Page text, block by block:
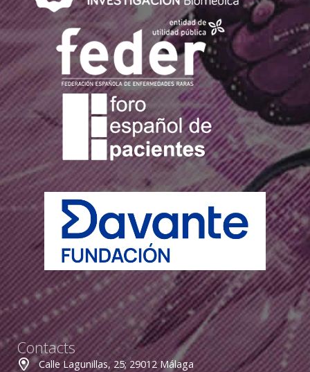
Contacts
Calle Lagunillas, 25; 29012 Málaga